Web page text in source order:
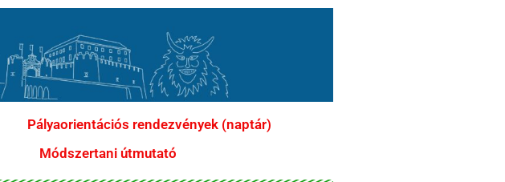
Pályaorientációs rendezvények (naptár)
Módszertani útmutató